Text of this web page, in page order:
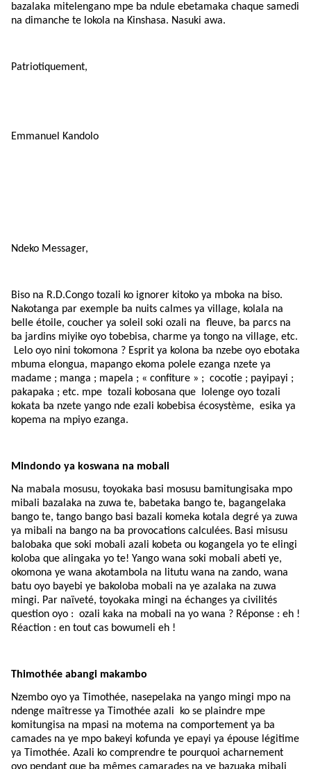
bazalaka mitelengano mpe ba ndule ebetamaka chaque samedi
na dimanche te lokola na Kinshasa. Nasuki awa.
Patriotiquement,
Emmanuel Kandolo
Ndeko Messager,
Biso na R.D.Congo tozali ko ignorer kitoko ya mboka na biso.
Nakotanga par exemple ba nuits calmes ya village, kolala na
belle étoile, coucher ya soleil soki ozali na fleuve, ba parcs na
ba jardins miyike oyo tobebisa, charme ya tongo na village, etc.
Lelo oyo nini tokomona ? Esprit ya kolona ba nzebe oyo ebotaka
mbuma elongua, mapango ekoma polele ezanga nzete ya
madame ; manga ; mapela ; « confiture » ; cocotie ; payipayi ;
pakapaka ; etc. mpe tozali kobosana que
lolenge oyo tozali
kokata ba nzete yango nde ezali kobebisa écosystème, esika ya
kopema na mpiyo ezanga.
Mindondo ya koswana na mobali
Na mabala mosusu, toyokaka basi mosusu bamitungisaka mpo
mibali bazalaka na zuwa te, babetaka bango te, bagangelaka
bango te, tango bango basi bazali komeka kotala degré ya zuwa
ya mibali na bango na ba provocations calculées. Basi misusu
balobaka que soki mobali azali kobeta ou kogangela yo te elingi
koloba que alingaka yo te! Yango wana soki mobali abeti ye,
okomona ye wana akotambola na litutu wana na zando, wana
batu oyo bayebi ye bakoloba mobali na ye azalaka na zuwa
mingi. Par naïveté, toyokaka mingi na échanges ya civilités
question oyo : ozali kaka na mobali na yo wana ? Réponse : eh !
Réaction : en tout cas bowumeli eh !
Thimothée abangi makambo
Nzembo oyo ya Timothée, nasepelaka na yango mingi mpo na
ndenge maîtresse ya Timothée azali
ko se plaindre mpe
komitungisa na mpasi na motema na comportement ya ba
camades na ye mpo bakeyi kofunda ye epayi ya épouse légitime
ya Timothée. Azali ko comprendre te pourquoi acharnement